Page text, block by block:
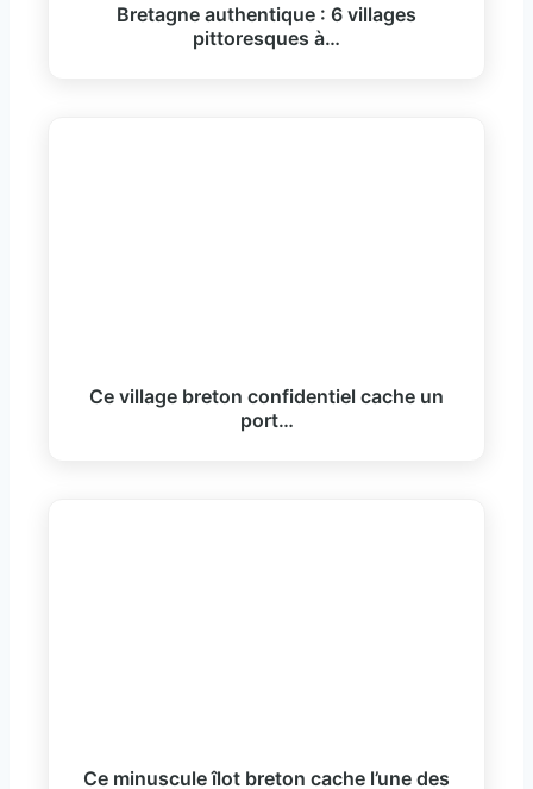
Bretagne authentique : 6 villages
pittoresques à…
Ce village breton confidentiel cache un
port…
Ce minuscule îlot breton cache l’une des